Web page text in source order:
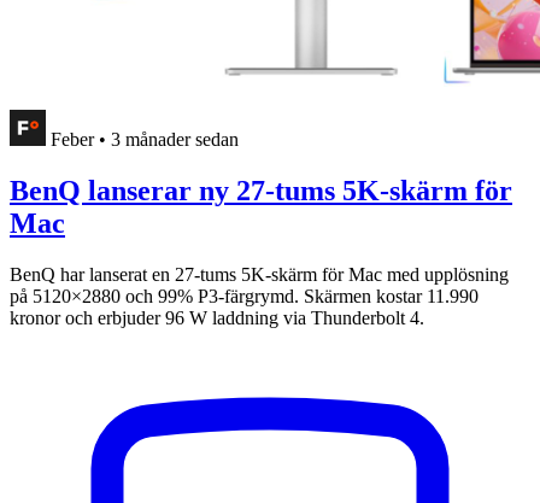
Feber • 3 månader sedan
BenQ lanserar ny 27-tums 5K-skärm för
Mac
BenQ har lanserat en 27-tums 5K-skärm för Mac med upplösning
på 5120×2880 och 99% P3-färgrymd. Skärmen kostar 11.990
kronor och erbjuder 96 W laddning via Thunderbolt 4.